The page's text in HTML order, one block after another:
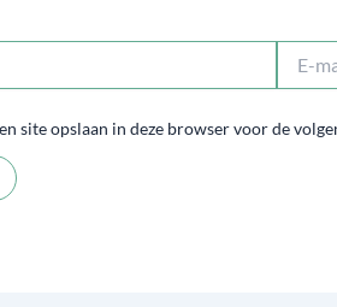
mail*
site opslaan in deze browser voor de